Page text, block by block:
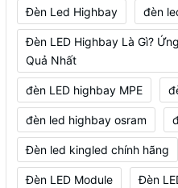
Đèn Led Highbay đèn
Đèn LED Highbay Là Gì?
Quả Nhất
đèn LED highbay MPE
đèn led highbay osram
Đèn led kingled chính hãng
Đèn LED Module Đèn